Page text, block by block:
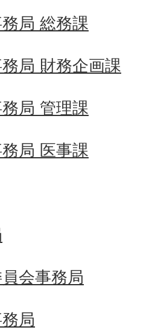
局 総務課
局 財務企画課
局 管理課
局 医事課
会事務局
局